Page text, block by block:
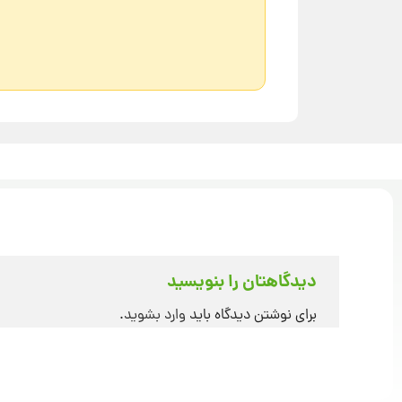
دیدگاهتان را بنویسید
برای نوشتن دیدگاه باید وارد بشوید.